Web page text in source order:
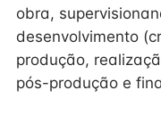
obra,
desenvolvimento
produção,
pós-produção e